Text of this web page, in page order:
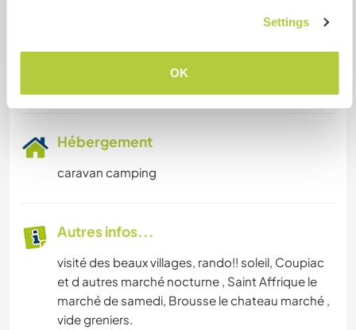
Settings
OK
Cet hôte propose un échange linguistique
we are interested to learn english and spanish
Hébergement
caravan camping
Autres infos...
visité des beaux villages, rando!! soleil, Coupiac
et d autres marché nocturne , Saint Affrique le
marché de samedi, Brousse le chateau marché ,
vide greniers.